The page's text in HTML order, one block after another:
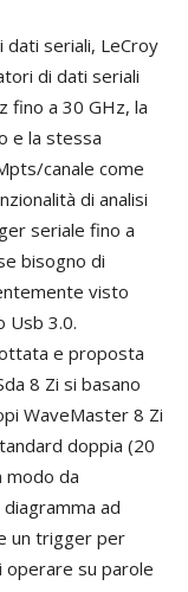
dati seriali, LeCroy
di dati seriali
fino a 30 GHz, la
e la stessa
canale come
di analisi
seriale fino a
bisogno di
visto
Usb 3.0.
e proposta
8 Zi si basano
WaveMaster 8 Zi
doppia (20
modo da
ad
un trigger per
operare su parole